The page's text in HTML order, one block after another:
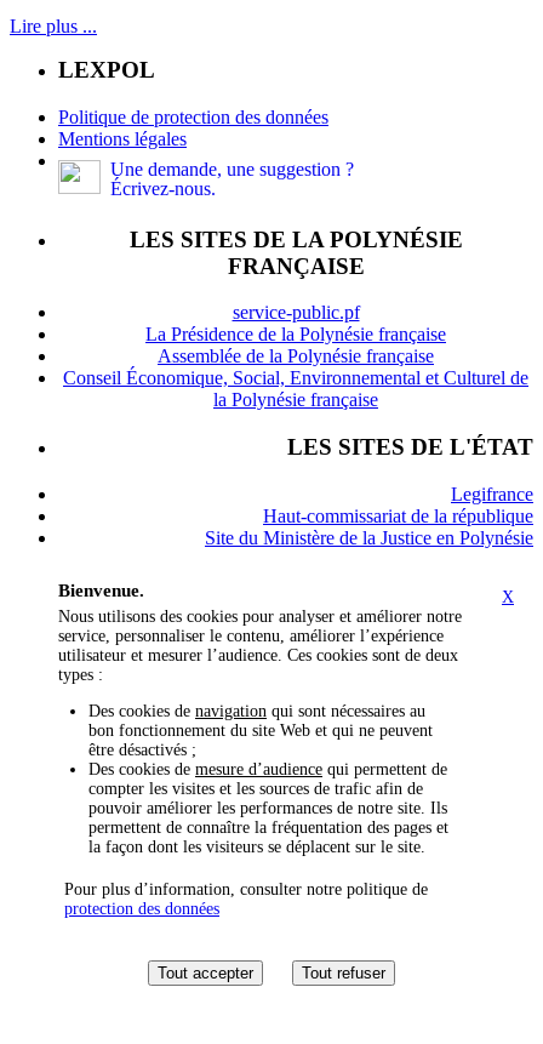
Lire plus ...
LEXPOL
Politique de protection des données
Mentions légales
Une demande, une suggestion ?
Écrivez-nous.
LES SITES DE LA POLYNÉSIE
FRANÇAISE
service-public.pf
La Présidence de la Polynésie française
Assemblée de la Polynésie française
Conseil Économique, Social, Environnemental et Culturel de
la Polynésie française
LES SITES DE L'ÉTAT
Legifrance
Haut-commissariat de la république
Site du Ministère de la Justice en Polynésie
X
Bienvenue.
Nous utilisons des cookies pour analyser et améliorer notre
service, personnaliser le contenu, améliorer l’expérience
utilisateur et mesurer l’audience. Ces cookies sont de deux
types :
Des cookies de navigation qui sont nécessaires au
bon fonctionnement du site Web et qui ne peuvent
être désactivés ;
Des cookies de mesure d’audience qui permettent de
compter les visites et les sources de trafic afin de
pouvoir améliorer les performances de notre site. Ils
permettent de connaître la fréquentation des pages et
la façon dont les visiteurs se déplacent sur le site.
Pour plus d’information, consulter notre politique de
protection des données
Tout accepter Tout refuser